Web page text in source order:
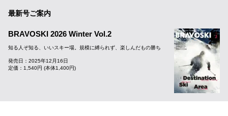
最新号ご案内
BRAVOSKI 2026 Winter Vol.2
知る人ぞ知る、いいスキー場。規模に縛られず、楽しんだもの勝ち
発売日：2025年12月16日
定価：1,540円 (本体1,400円)